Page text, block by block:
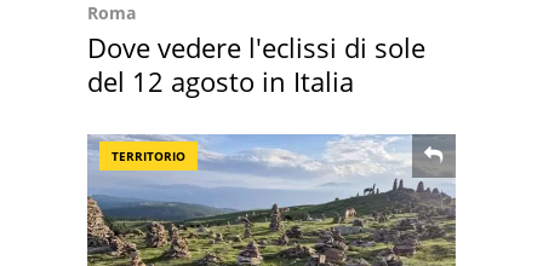
Roma
Dove vedere l'eclissi di sole
del 12 agosto in Italia
TERRITORIO